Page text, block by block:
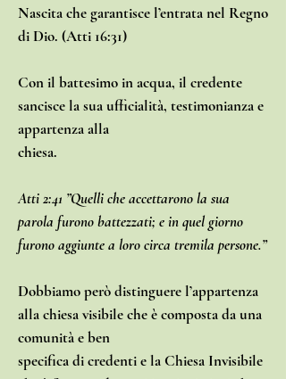
Nascita che garantisce l’entrata nel Regno
di Dio. (Atti 16:31)
Con il battesimo in acqua, il credente
sancisce la sua ufficialità, testimonianza e
appartenza alla
chiesa.
Atti 2:41 ”Quelli che accettarono la sua
parola furono battezzati; e in quel giorno
furono aggiunte a loro circa tremila persone.”
Dobbiamo però distinguere l’appartenza
alla chiesa visibile che è composta da una
comunità e ben
specifica di credenti e la Chiesa Invisibile